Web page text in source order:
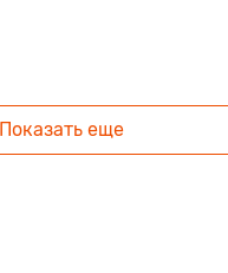
Показать еще